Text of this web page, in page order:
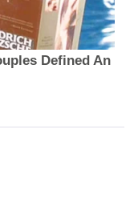
Defined An